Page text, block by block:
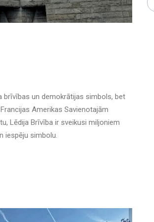
brīvības un demokrātijas simbols, bet
Amerikas Savienotajām
Lēdija Brīvība ir sveikusi miljoniem
iespēju simbolu.